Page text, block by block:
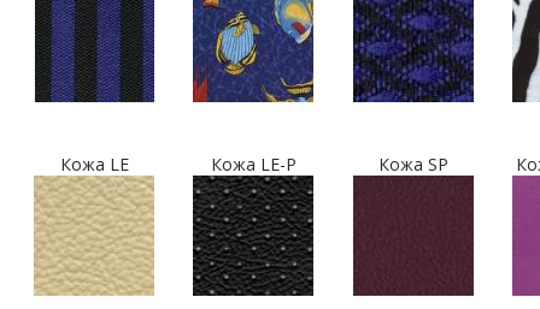
Кожа LE Кожа LE-P Кожа SP